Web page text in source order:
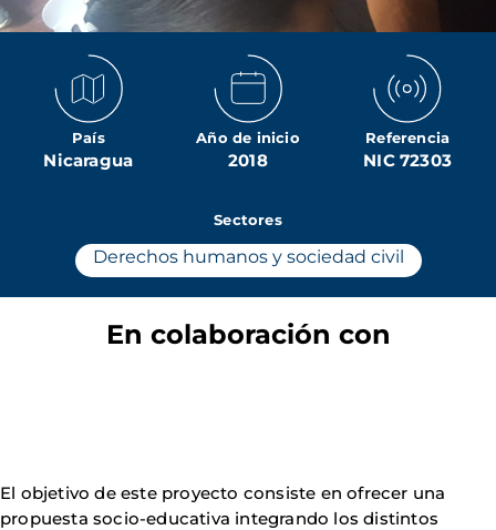
País
Nicaragua
Año de inicio
2018
Referencia
NIC 72303
Sectores
Derechos humanos y sociedad civil
En colaboración con
El objetivo de este proyecto consiste en ofrecer una
propuesta socio-educativa integrando los distintos